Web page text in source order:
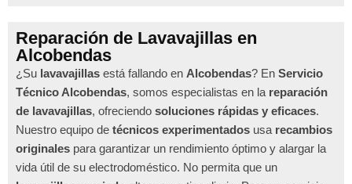
Reparación de Lavavajillas en
Alcobendas
¿Su lavavajillas está fallando en Alcobendas? En Servicio
Técnico Alcobendas, somos especialistas en la reparación
de lavavajillas, ofreciendo soluciones rápidas y eficaces.
Nuestro equipo de técnicos experimentados usa recambios
originales para garantizar un rendimiento óptimo y alargar la
vida útil de su electrodoméstico. No permita que un